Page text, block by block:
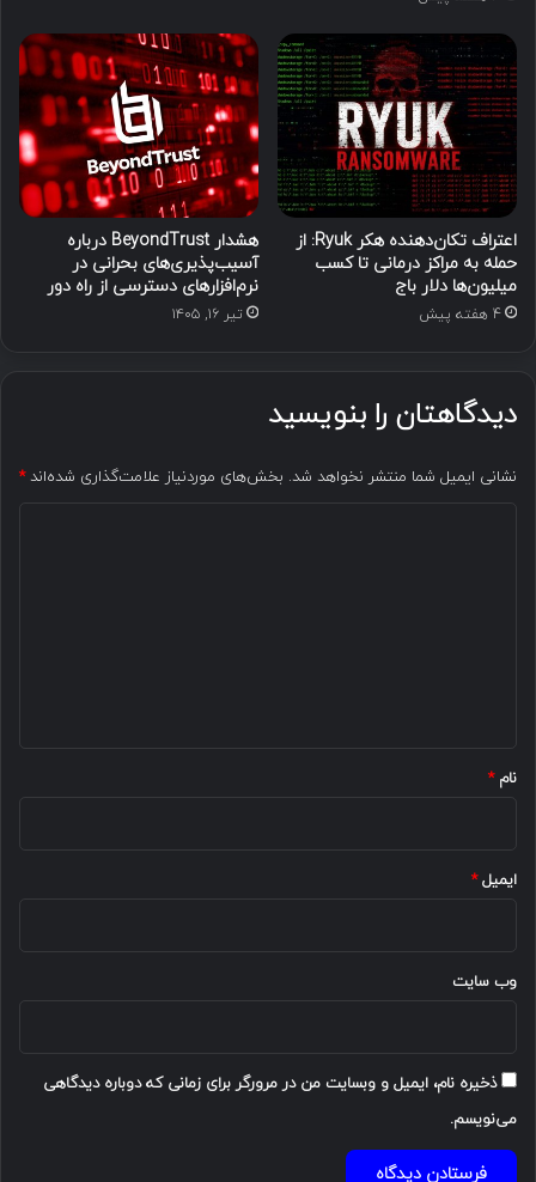
اعتراف تکان‌دهنده هکر Ryuk: از
حمله به مراکز درمانی تا کسب
میلیون‌ها دلار باج
4 هفته پیش
هشدار BeyondTrust درباره
آسیب‌پذیری‌های بحرانی در
نرم‌افزارهای دسترسی از راه دور
تیر ۱۶, ۱۴۰۵
دیدگاهتان را بنویسید
نشانی ایمیل شما منتشر نخواهد شد. بخش‌های موردنیاز علامت‌گذاری شده‌اند*
نام*
ایمیل*
وب‌ سایت
ذخیره نام، ایمیل و وبسایت من در مرورگر برای زمانی که دوباره دیدگاهی
می‌نویسم.